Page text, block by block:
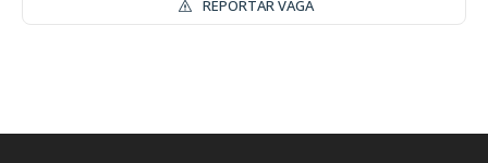
REPORTAR VAGA